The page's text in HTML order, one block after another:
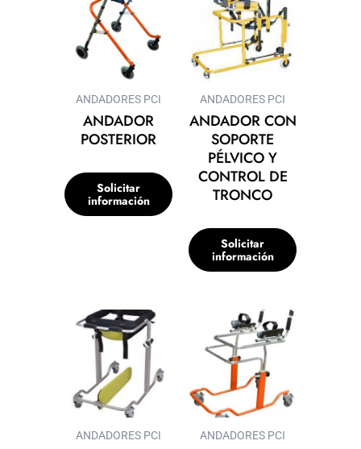
ANDADORES PCI
ANDADOR
POSTERIOR
Solicitar
información
ANDADORES PCI
ANDADOR CON
SOPORTE
PÉLVICO Y
CONTROL DE
TRONCO
Solicitar
información
ANDADORES PCI ANDADORES PCI